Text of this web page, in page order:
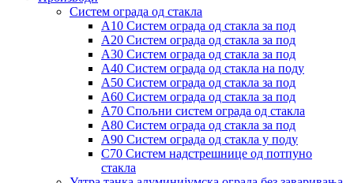
Систем ограда од стакла
А10 Систем ограда од стакла за под
А20 Систем ограда од стакла за под
А30 Систем ограда од стакла за под
А40 Систем ограда од стакла на поду
А50 Систем ограда од стакла за под
А60 Систем ограда од стакла за под
А70 Спољни систем ограда од стакла
А80 Систем ограда од стакла за под
А90 Систем ограда од стакла у поду
C70 Систем надстрешнице од потпуно
стакла